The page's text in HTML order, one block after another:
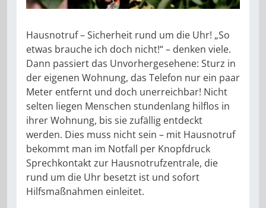
Hausnotruf – Sicherheit rund um die Uhr! „So
etwas brauche ich doch nicht!“ – denken viele.
Dann passiert das Unvorhergesehene: Sturz in
der eigenen Wohnung, das Telefon nur ein paar
Meter entfernt und doch unerreichbar! Nicht
selten liegen Menschen stundenlang hilflos in
ihrer Wohnung, bis sie zufällig entdeckt
werden. Dies muss nicht sein – mit Hausnotruf
bekommt man im Notfall per Knopfdruck
Sprechkontakt zur Hausnotrufzentrale, die
rund um die Uhr besetzt ist und sofort
Hilfsmaßnahmen einleitet.